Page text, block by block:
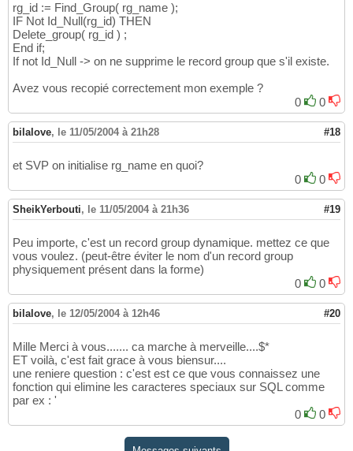
rg_id := Find_Group( rg_name );
IF Not Id_Null(rg_id) THEN
Delete_group( rg_id ) ;
End if;
If not Id_Null -> on ne supprime le record group que s'il existe.
Avez vous recopié correctement mon exemple ?
0
0
bilalove, le 11/05/2004 à 21h28 #18
et SVP on initialise rg_name en quoi?
0
0
SheikYerbouti, le 11/05/2004 à 21h36 #19
Peu importe, c'est un record group dynamique. mettez ce que
vous voulez. (peut-être éviter le nom d'un record group
physiquement présent dans la forme)
0
0
bilalove, le 12/05/2004 à 12h46 #20
Mille Merci à vous....... ca marche à merveille....$*
ET voilà, c'est fait grace à vous biensur....
une reniere question : c'est est ce que vous connaissez une
fonction qui elimine les caracteres speciaux sur SQL comme
par ex : '
0
0